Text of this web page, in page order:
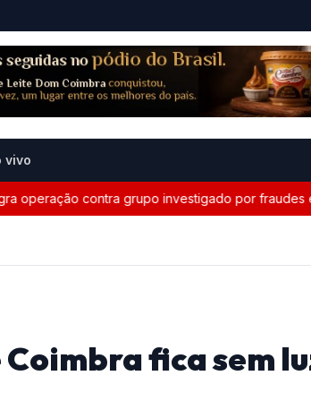
vivo
contra grupo investigado por fraudes
fica sem